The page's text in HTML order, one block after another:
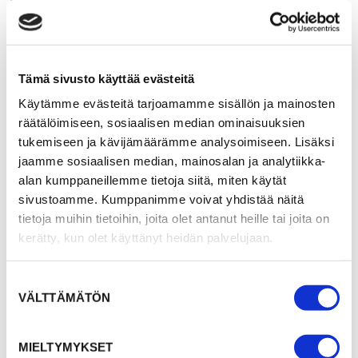
Tämä sivusto käyttää evästeitä
Käytämme evästeitä tarjoamamme sisällön ja mainosten
räätälöimiseen, sosiaalisen median ominaisuuksien
tukemiseen ja kävijämäärämme analysoimiseen. Lisäksi
jaamme sosiaalisen median, mainosalan ja analytiikka-
alan kumppaneillemme tietoja siitä, miten käytät
sivustoamme. Kumppanimme voivat yhdistää näitä
tietoja muihin tietoihin, joita olet antanut heille tai joita on
kerätty, kun olet käyttänyt heidän palvelujaan.
valinta
VÄLTTÄMÄTÖN
MIELTYMYKSET
Asiakkaan toimintakyvyn tukeminen
kokonaisvaltaisesti
Tutkinnot ja koulutukset
Fysioterapeutti (AMK) (2018)
Monialaisen kuntoutuksen ylempi AMK (2023)
MDT-terapeutti (2021)
Terveysliikunnan perusopinnot (2021)
ja sen jälkeen olen tehnyt monipuolisesti